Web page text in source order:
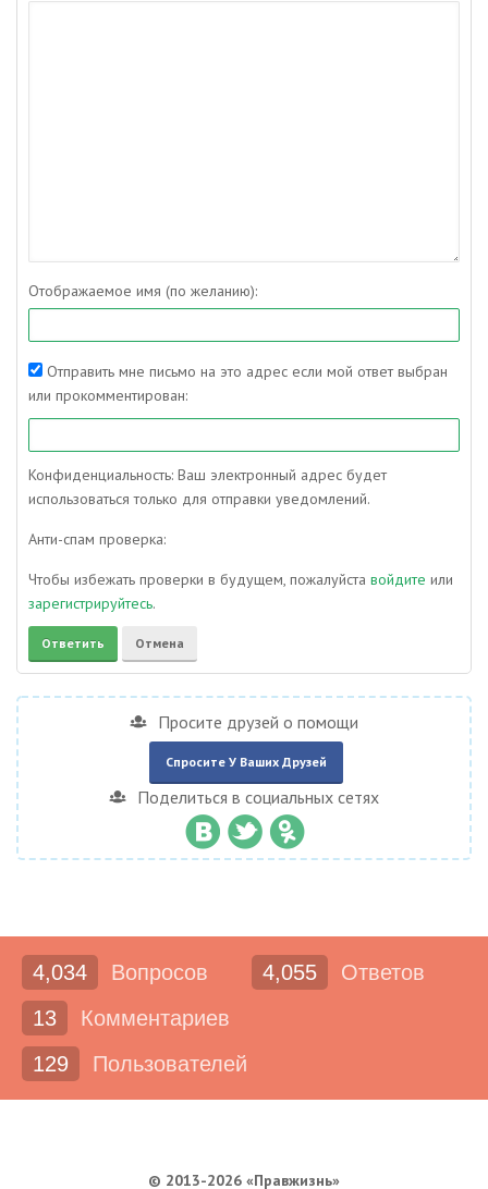
Отображаемое имя (по желанию):
Отправить мне письмо на это адрес если мой ответ выбран
или прокомментирован:
Конфиденциальность: Ваш электронный адрес будет
использоваться только для отправки уведомлений.
Анти-спам проверка:
Чтобы избежать проверки в будущем, пожалуйста войдите или
зарегистрируйтесь.
Просите друзей о помощи
Спросите У Ваших Друзей
Поделиться в социальных сетях
4,034 Вопросов 4,055
Ответов
13
Комментариев
129
Пользователей
© 2013-2026 «Правжизнь»